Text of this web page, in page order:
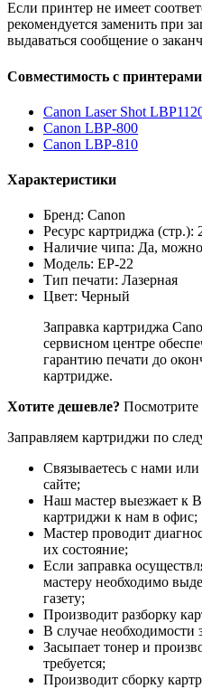
Если принтер не имеет
рекомендуется заменить при
выдаваться сообщение о
Совместимость с принтерами
Canon Laser Shot
Canon LBP-800
Canon LBP-810
Характеристики
Бренд: Canon
Ресурс картриджа (стр.):
Наличие чипа: Да,
Модель: EP-22
Тип печати: Лазерная
Цвет: Черный
Заправка картриджа
сервисном центре
гарантию печати до
картридже.
Хотите дешевле?
Заправляем картриджи по
Связываетесь с нами или
сайте;
Наш мастер выезжает к
картриджи к нам в офис;
Мастер проводит
их состояние;
Если заправка
мастеру необходимо
газету;
Производит разборку
В случае необходимости
Засыпает тонер и
требуется;
Производит сборку